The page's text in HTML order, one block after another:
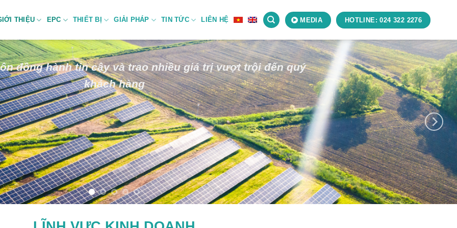
THIỆU EPC THIẾT BỊ GIẢI PHÁP TIN TỨC LIÊN HỆ MEDIA HOTLINE: 024 322 2276
đồng hành tin cậy và trao nhiều giá trị vượt trội đến quý
khách hàng